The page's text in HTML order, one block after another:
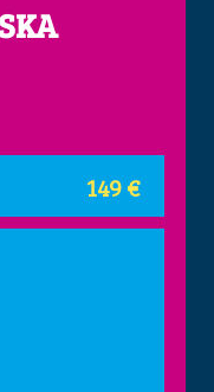
149 €